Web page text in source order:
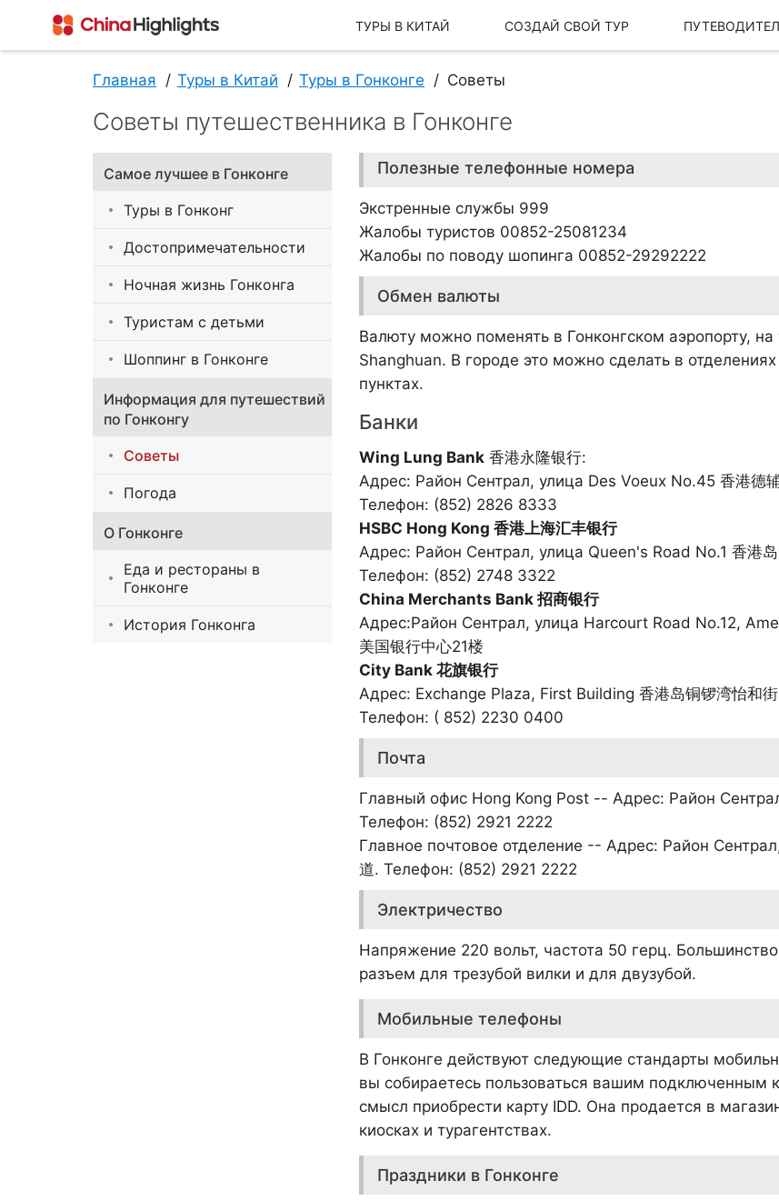
ТУРЫ В КИТАЙ СОЗДАЙ СВОЙ ТУР
О China Highlights
Главная Туры в Китай Туры в Гонконге Советы
Советы путешественника в Гонконге
Полезные телефонные номера
Экстренные службы 999
Жалобы туристов 00852-25081234
Жалобы по поводу шопинга 00852-29292222
Обмен валюты
Валюту можно поменять в Гонконгском аэропорту,
Shanghuan. В городе это можно сделать в
пунктах.
Банки
Wing Lung Bank香港永隆银行:
Адрес: Район Сентрал, улица Des Voeux No.45 香港德
Телефон: (852) 2826 8333
HSBC Hong Kong 香港上海汇丰银行
Адрес: Район Сентрал, улица Queen's Road No.1 香港岛
Телефон: (852) 2748 3322
China Merchants Bank 招商银行
Адрес:Район Сентрал, улица Harcourt Road No.12,
美国银行中心21楼
City Bank 花旗银行
Адрес: Exchange Plaza, First Building 香港岛铜锣湾怡和
Телефон: ( 852) 2230 0400
Почта
Главный офис Hong Kong Post -- Адрес: Район
Телефон: (852) 2921 2222
Главное почтовое отделение -- Адрес: Район
道. Телефон: (852) 2921 2222
Электричество
Напряжение 220 вольт, частота 50 герц.
разъем для трезубой вилки и для двузубой.
Мобильные телефоны
В Гонконге действуют следующие стандарты
вы собираетесь пользоваться вашим подключенным
смысл приобрести карту IDD. Она продается в
киосках и турагентствах.
Праздники в Гонконге
Самое лучшее в Гонконге
Туры в Гонконг
Достопримечательности
Ночная жизнь Гонконга
Туристам с детьми
Шоппинг в Гонконге
Информация для путешествий
по Гонконгу
Советы
Погода
О Гонконге
Еда и рестораны в
Гонконге
История Гонконга